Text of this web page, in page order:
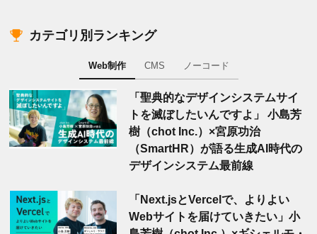
カテゴリ別ランキング
Web制作 CMS ノーコード
「聖典的なデザインシステムサイ
トを滅ぼしたいんですよ」 小島芳
樹（chot Inc.）×宮原功治
（SmartHR）が語る生成AI時代の
デザインシステム最前線
「Next.jsとVercelで、よりよい
Webサイトを届けていきたい」小